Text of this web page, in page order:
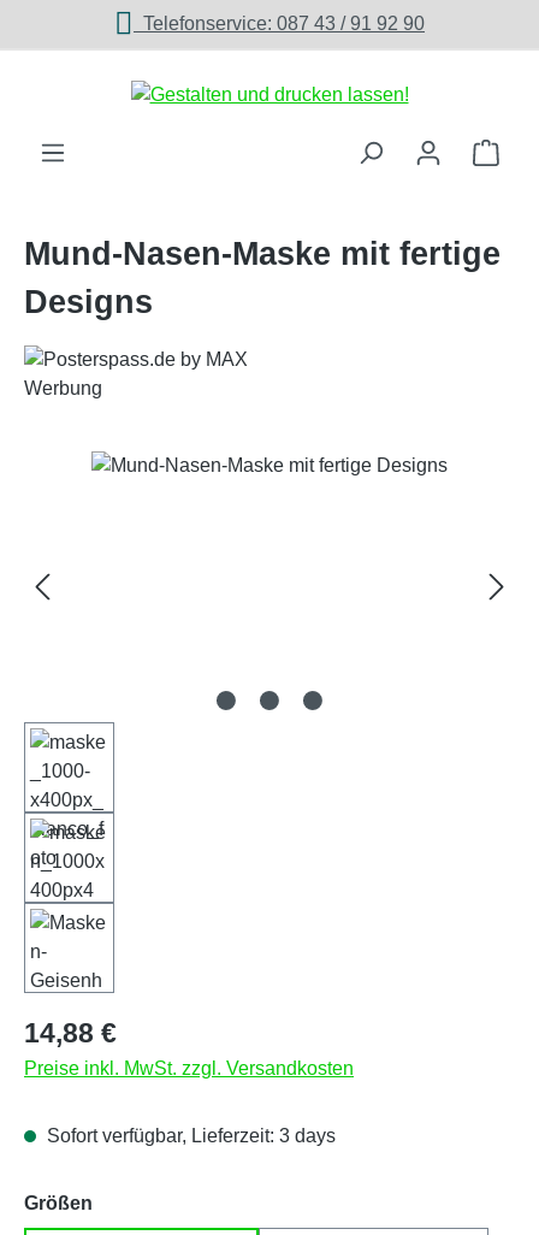
Zum Hauptinhalt springenTelefonservice: 087 43 / 91 92 90
Mund-Nasen-Maske mit fertige
Designs
Bildergalerie überspringen
Regulärer Preis:
14,88 €
Preise inkl. MwSt. zzgl. Versandkosten
Sofort verfügbar, Lieferzeit: 3 days
Größen